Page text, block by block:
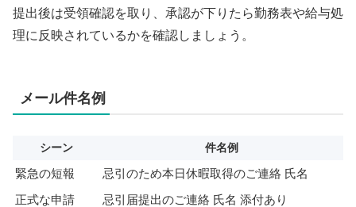
提出後は受領確認を取り、承認が下りたら勤務表や給与処
理に反映されているかを確認しましょう。
メール件名例
シーン 件名例
緊急の短報
忌引のため本日休暇取得のご連絡 氏名
正式な申請
忌引届提出のご連絡 氏名 添付あり